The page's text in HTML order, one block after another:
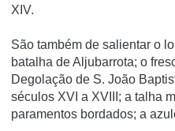
XIV.
São também de salientar o
batalha de Aljubarrota; o
Degolação de S. João
séculos XVI a XVIII; a talha
paramentos bordados; a